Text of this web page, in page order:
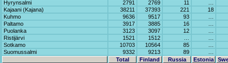
Hyrynsalmi
2791 2769 11
Kajaani (Kajana)
38211 37393 221
18
Kuhmo
9636 9517 93
Paltamo
3917 3885 16
Puolanka
3123 3097 12
Ristijärvi
1521 1512
Sotkamo
10703 10564 85
Suomussalmi
9332 9213 89
Total
Finland Russia Estonia